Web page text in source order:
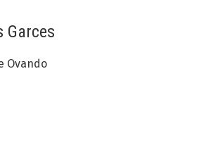
Garces
Ovando